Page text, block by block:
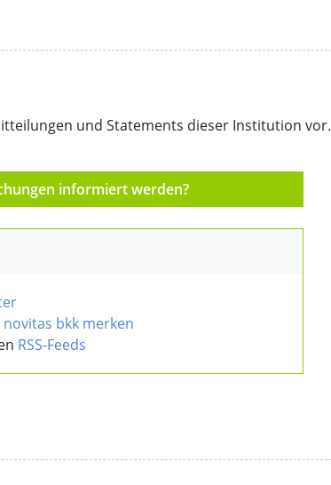
und Statements dieser Institution vor.
informiert werden?
novitas bkk merken
RSS-Feeds